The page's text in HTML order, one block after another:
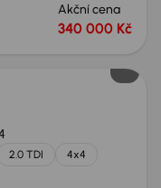
Akční cena
340 000 Kč
2.0 TDI
4x4